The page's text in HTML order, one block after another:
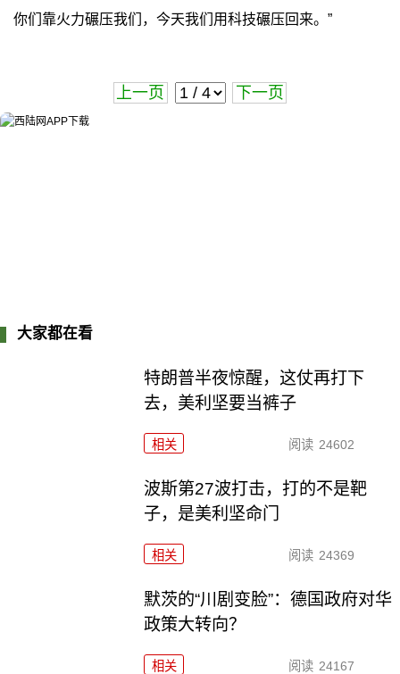
你们靠火力碾压我们，今天我们用科技碾压回来。”
上一页 下一页
大家都在看
特朗普半夜惊醒，这仗再打下
去，美利坚要当裤子
相关 阅读 24602
波斯第27波打击，打的不是靶
子，是美利坚命门
相关 阅读 24369
默茨的“川剧变脸”：德国政府对华
政策大转向？
相关 阅读 24167